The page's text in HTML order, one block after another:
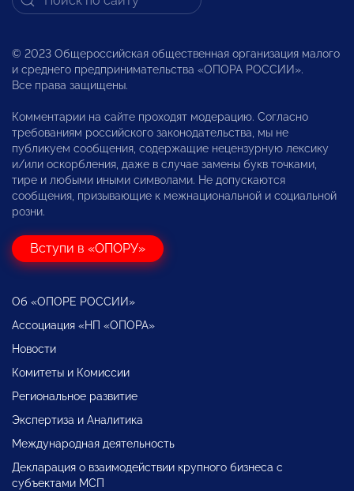
© 2023 Общероссийская общественная организация малого
и среднего предпринимательства «ОПОРА РОССИИ».
Все права защищены.
Комментарии на сайте проходят модерацию. Согласно
требованиям российского законодательства, мы не
публикуем сообщения, содержащие нецензурную лексику
и/или оскорбления, даже в случае замены букв точками,
тире и любыми иными символами. Не допускаются
сообщения, призывающие к межнациональной и социальной
розни.
Вступи в «ОПОРУ»
Об «ОПОРЕ РОССИИ»
Ассоциация «НП «ОПОРА»
Новости
Комитеты и Комиссии
Региональное развитие
Экспертиза и Аналитика
Международная деятельность
Декларация о взаимодействии крупного бизнеса с
субъектами МСП